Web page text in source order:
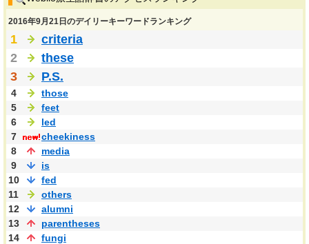
2016年9月21日のデイリーキーワードランキング
1
criteria
2
these
3
P.S.
4
those
5
feet
6
led
7
cheekiness
8
media
9
is
10
fed
11
others
12
alumni
13
parentheses
14
fungi